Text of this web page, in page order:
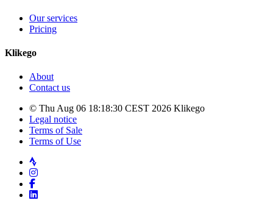
Our services
Pricing
Klikego
About
Contact us
© Thu Aug 06 18:18:30 CEST 2026 Klikego
Legal notice
Terms of Sale
Terms of Use
Strava
Instagram
Facebook
LinkedIn